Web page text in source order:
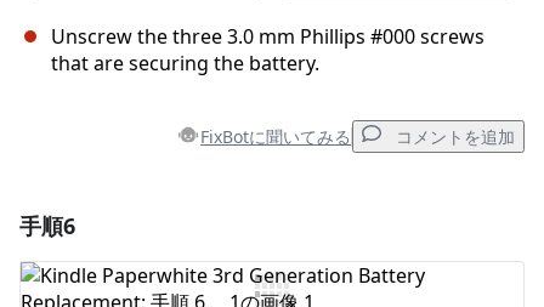
Unscrew the three 3.0 mm Phillips #000 screws
that are securing the battery.
FixBotに聞いてみる コメントを追加
コメントを追加
手順6